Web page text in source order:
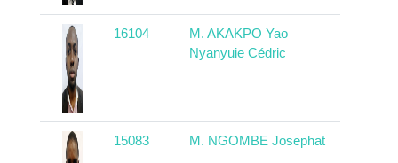
16104
M. AKAKPO Yao
Nyanyuie Cédric
15083 M. NGOMBE Josephat